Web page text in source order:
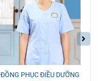
ĐỒNG PHỤC ĐIỀU DƯỠNG